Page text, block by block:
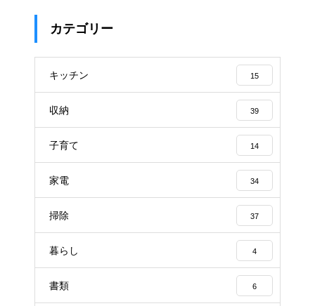
カテゴリー
キッチン 15
収納 39
子育て 14
家電 34
掃除 37
暮らし 4
書類 6